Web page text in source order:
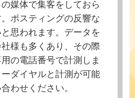
媒体で集客をしておら
ポスティングの反響な
思われます。データを
様も多くあり、その際
の電話番号で計測しま
ダイヤルと計測が可能
わせください。